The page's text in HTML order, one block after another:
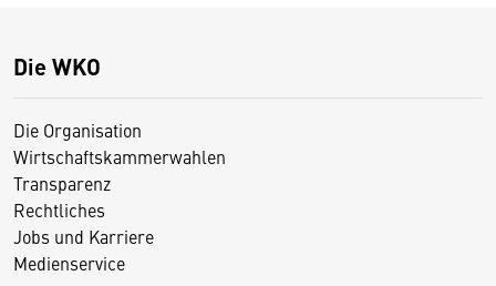
Die WKO
Die Organisation
Wirtschaftskammerwahlen
Transparenz
Rechtliches
Jobs und Karriere
Medienservice